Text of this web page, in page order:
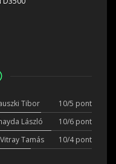
Tibor
10/5 pont
László
10/6 pont
Tamás
10/4 pont